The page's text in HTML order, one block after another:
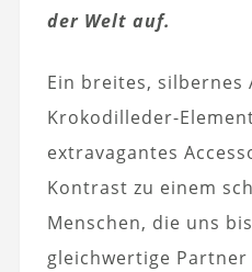
der Welt auf.
Ein breites, silbernes
Krokodilleder-
extravagantes
Kontrast zu einem
Menschen, die uns
gleichwertige Partner